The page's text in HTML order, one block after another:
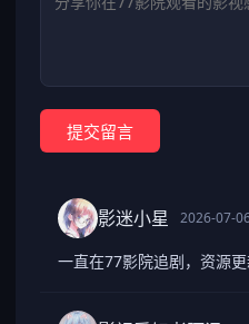
提交留言
影迷小星 2026-07-
一直在77影院追剧，资源